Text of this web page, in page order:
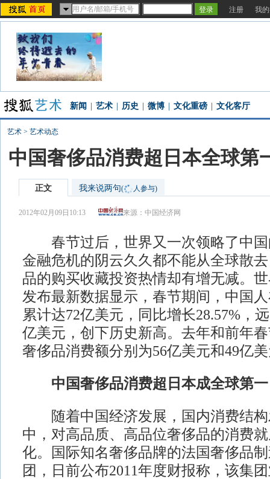
注册 我
新闻 艺术 历史 微博 文化重磅 文化客厅
艺术 > 艺术动态
中国奢侈品消费超日本全球第
正文 我来说两句( 人参与)
2012年02月09日10:13 来源：中国经济网
春节过后，世界又一次领略了中国
金融危机的阴云久久都不能从全球散
品的购买收藏投资热情却有增无减。
发布最新数据显示，春节期间，中国
累计达72亿美元，同比增长28.57%，
亿美元，创下历史新高。去年和前年
奢侈品消费额分别为56亿美元和49亿
中国奢侈品消费超日本成全球第一
随着中国经济发展，国内消费结构
中，对高品质、高品位奢侈品的消费
化。国际知名奢侈品牌的法国奢侈品
团，日前公布2011年度财报称，该集